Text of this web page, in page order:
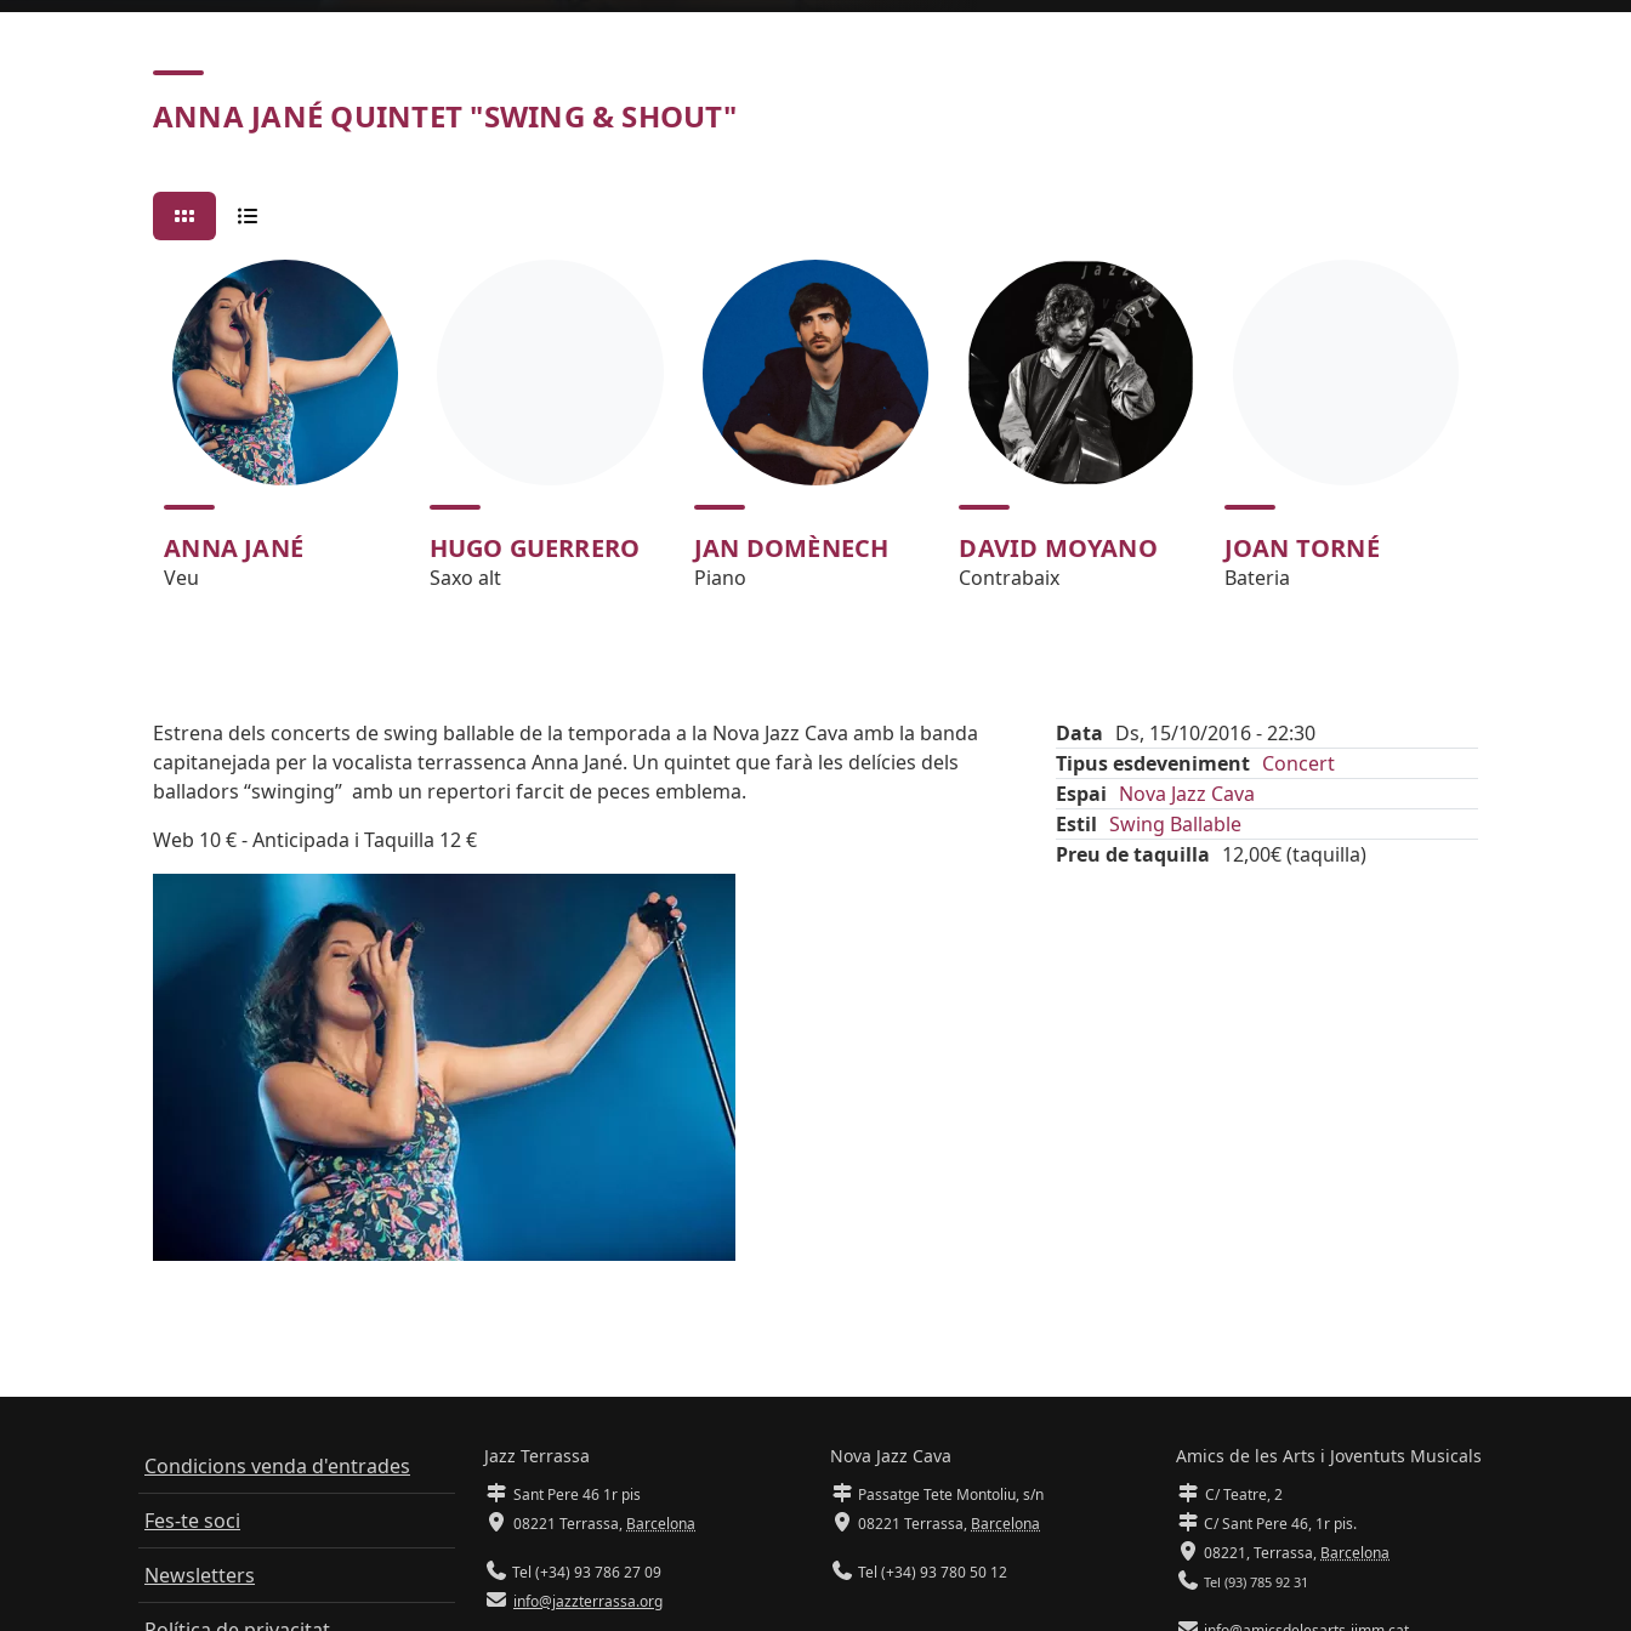
Concert
ANNA JANÉ QUINTET "SWING & SHOUT"
ANNA JANÉ
Veu
HUGO GUERRERO
Saxo alt
JAN DOMÈNECH
Piano
DAVID MOYANO
Contrabaix
JOAN TORNÉ
Bateria
Body
Estrena dels concerts de swing ballable de la temporada a la Nova Jazz Cava amb la banda
capitanejada per la vocalista terrassenca Anna Jané. Un quintet que farà les delícies dels
balladors “swinging” amb un repertori farcit de peces emblema.
Web 10 € - Anticipada i Taquilla 12 €
Data Ds, 15/10/2016 - 22:30
Tipus esdeveniment Concert
Espai Nova Jazz Cava
Estil Swing Ballable
Preu de taquilla 12,00€ (taquilla)
Condicions venda d'entrades
Fes-te soci
Newsletters
Jazz Terrassa
Sant Pere 46 1r pis
08221 Terrassa, Barcelona
Tel (+34) 93 786 27 09
info@jazzterrassa.org
Nova Jazz Cava
Passatge Tete Montoliu, s/n
08221 Terrassa, Barcelona
Tel (+34) 93 780 50 12
Amics de les Arts i Joventuts Musicals
C/ Teatre, 2
C/ Sant Pere 46, 1r pis.
08221,Terrassa, Barcelona
Tel (93) 785 92 31